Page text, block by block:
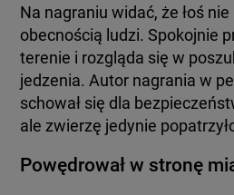
Na nagraniu widać, że łoś
obecnością ludzi. Spokojnie
terenie i rozgląda się w
jedzenia. Autor nagrania w
schował się dla
ale zwierzę jedynie
Powędrował w stronę